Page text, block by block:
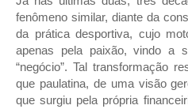
fenômeno similar, diante da
da prática desportiva, cujo
apenas pela paixão, vindo a
“negócio”. Tal transformação
que paulatina, de uma visão
que surgiu pela própria